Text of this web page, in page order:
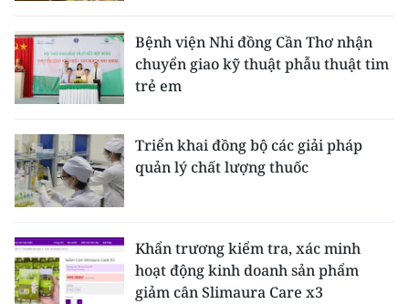
Bệnh viện Nhi đồng Cần Thơ nhận
chuyển giao kỹ thuật phẫu thuật tim
trẻ em
Triển khai đồng bộ các giải pháp
quản lý chất lượng thuốc
Khẩn trương kiểm tra, xác minh
hoạt động kinh doanh sản phẩm
giảm cân Slimaura Care x3